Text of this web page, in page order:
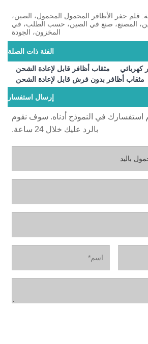
قلم حفر الأظافر المحمول المحمول، الصين،
المصنع، صنع في الصين، حسب الطلب، في
المخزون، الجودة
الفئة ذات الصلة
مثقاب أظافر قابل لإعادة الشحن
كهربائي
مثقاب أظافر بدون فرش قابل لإعادة الشحن
إرسال استفسار
استفسارك في النموذج أدناه. سوف نقوم
بالرد عليك خلال 24 ساعة.